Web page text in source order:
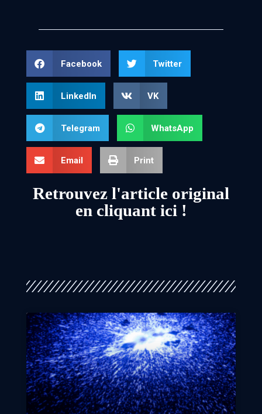
Facebook Twitter
LinkedIn VK
Telegram WhatsApp
Email Print
Retrouvez l'article original
en cliquant ici !